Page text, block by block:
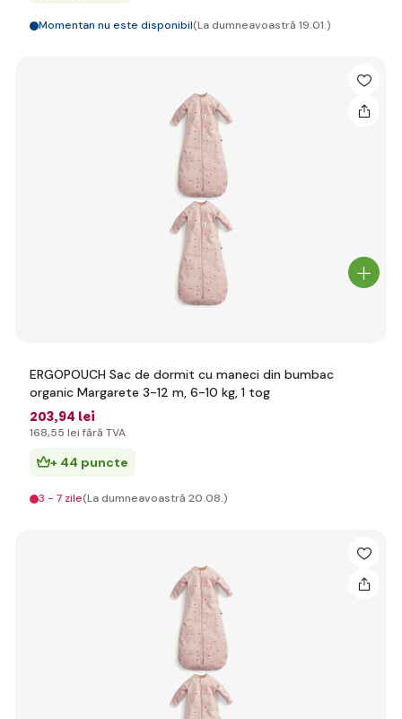
Momentan nu este disponibil(La dumneavoastră 19.01.)
ERGOPOUCH Sac de dormit cu maneci din bumbac
organic Margarete 3-12 m, 6-10 kg, 1 tog
203,94 lei
168,55 lei fără TVA
+ 44 puncte
3 - 7 zile(La dumneavoastră 20.08.)